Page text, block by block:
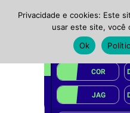
Privacidade e cookies: Este
usar este site, você
Ok